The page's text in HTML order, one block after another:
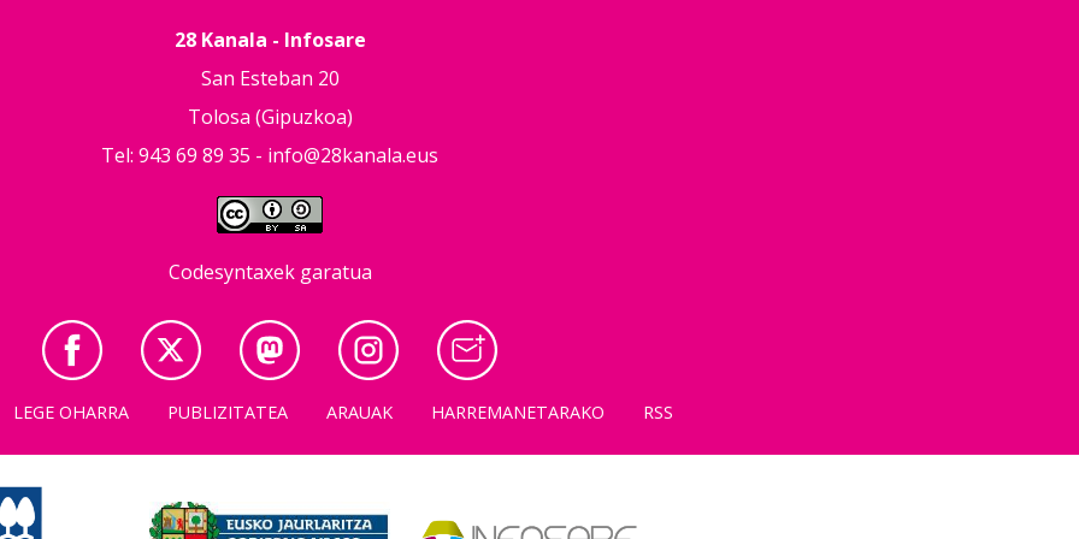
28 Kanala - Infosare
San Esteban 20
Tolosa (Gipuzkoa)
Tel: 943 69 89 35 - info@28kanala.eus
Codesyntaxek garatua
LEGE OHARRA PUBLIZITATEA ARAUAK HARREMANETARAKO RSS